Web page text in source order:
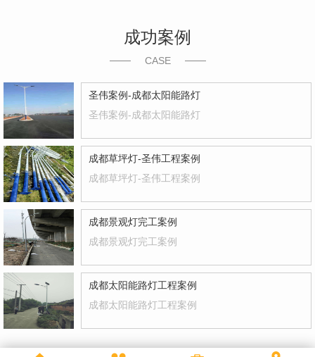
成功案例
CASE
圣伟案例-成都太阳能路灯
圣伟案例-成都太阳能路灯
成都草坪灯-圣伟工程案例
成都草坪灯-圣伟工程案例
成都景观灯完工案例
成都景观灯完工案例
成都太阳能路灯工程案例
成都太阳能路灯工程案例